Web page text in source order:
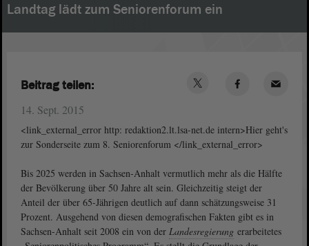
Landtag lädt zum Seniorenforum ein
14. Sept. 2015
<link_external_error http: redaktion2.lt.lsa-net.de intern>Hier geht's
zur Sonderseite zum 8. Seniorenforum </link_external_error>
Bis 2025 werden in Sachsen-Anhalt vermutlich mehr als die Hälfte
der Bevölkerung über 50 Jahre alt sein. Gleichzeitig steigt der
Anteil der über 65-Jährigen deutlich auf dann schätzungsweise 31
Prozent. Ausgehend von diesen demografischen Fakten gibt es in
Sachsen-Anhalt seit 2008 ein von der Landesregierung erarbeitetes
Beitrag teilen: